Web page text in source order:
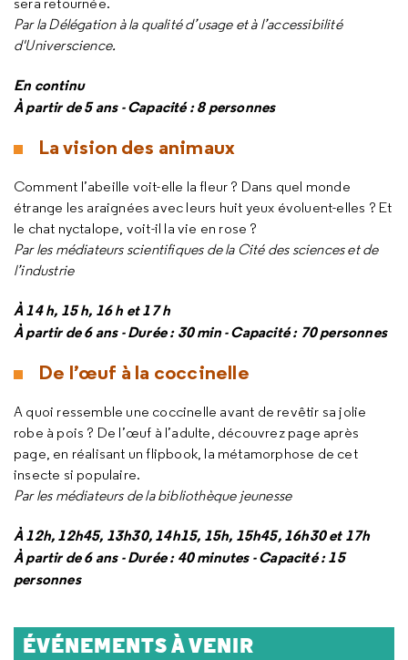
Par la Délégation à la qualité d’usage et à l’accessibilité
d'Universcience.
En continu
À partir de 5 ans - Capacité : 8 personnes
La vision des animaux
Comment l’abeille voit-elle la fleur ? Dans quel monde
étrange les araignées avec leurs huit yeux évoluent-elles ? Et
le chat nyctalope, voit-il la vie en rose ?
Par les médiateurs scientifiques de la Cité des sciences et de
l’industrie
À 14 h, 15 h, 16 h et 17 h
À partir de 6 ans - Durée : 30 min - Capacité : 70 personnes
De l’œuf à la coccinelle
A quoi ressemble une coccinelle avant de revêtir sa jolie
robe à pois ? De l’œuf à l’adulte, découvrez page après
page, en réalisant un flipbook, la métamorphose de cet
insecte si populaire.
Par les médiateurs de la bibliothèque jeunesse
À 12h, 12h45, 13h30, 14h15, 15h, 15h45, 16h30 et 17h
À partir de 6 ans - Durée : 40 minutes - Capacité : 15
personnes
ÉVÉNEMENTS À VENIR